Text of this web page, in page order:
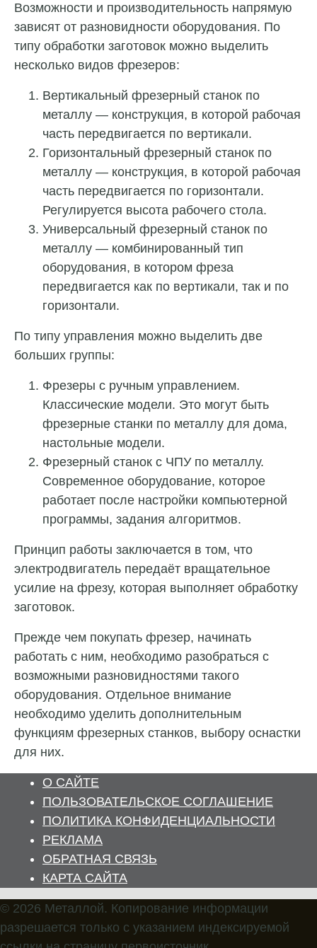
Возможности и производительность напрямую
зависят от разновидности оборудования. По
типу обработки заготовок можно выделить
несколько видов фрезеров:
Вертикальный фрезерный станок по
металлу — конструкция, в которой рабочая
часть передвигается по вертикали.
Горизонтальный фрезерный станок по
металлу — конструкция, в которой рабочая
часть передвигается по горизонтали.
Регулируется высота рабочего стола.
Универсальный фрезерный станок по
металлу — комбинированный тип
оборудования, в котором фреза
передвигается как по вертикали, так и по
горизонтали.
По типу управления можно выделить две
больших группы:
Фрезеры с ручным управлением.
Классические модели. Это могут быть
фрезерные станки по металлу для дома,
настольные модели.
Фрезерный станок с ЧПУ по металлу.
Современное оборудование, которое
работает после настройки компьютерной
программы, задания алгоритмов.
Принцип работы заключается в том, что
электродвигатель передаёт вращательное
усилие на фрезу, которая выполняет обработку
заготовок.
Прежде чем покупать фрезер, начинать
работать с ним, необходимо разобраться с
возможными разновидностями такого
оборудования. Отдельное внимание
необходимо уделить дополнительным
функциям фрезерных станков, выбору оснастки
для них.
О САЙТЕ
ПОЛЬЗОВАТЕЛЬСКОЕ СОГЛАШЕНИЕ
ПОЛИТИКА КОНФИДЕНЦИАЛЬНОСТИ
РЕКЛАМА
ОБРАТНАЯ СВЯЗЬ
КАРТА САЙТА
© 2026 Металлой. Копирование информации
разрешается только с указанием индексируемой